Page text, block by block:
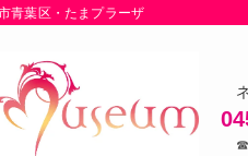
青葉区・たまプラーザ
☎